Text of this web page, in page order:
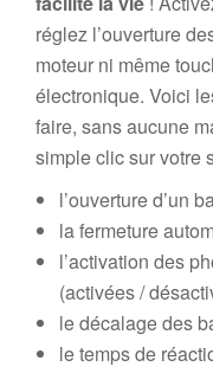
réglez l’ouverture
moteur ni même
électronique. Voici
faire, sans aucune
simple clic sur votre
l’ouverture d’un
la fermeture
l’activation des
(activées /
le décalage des
le temps de